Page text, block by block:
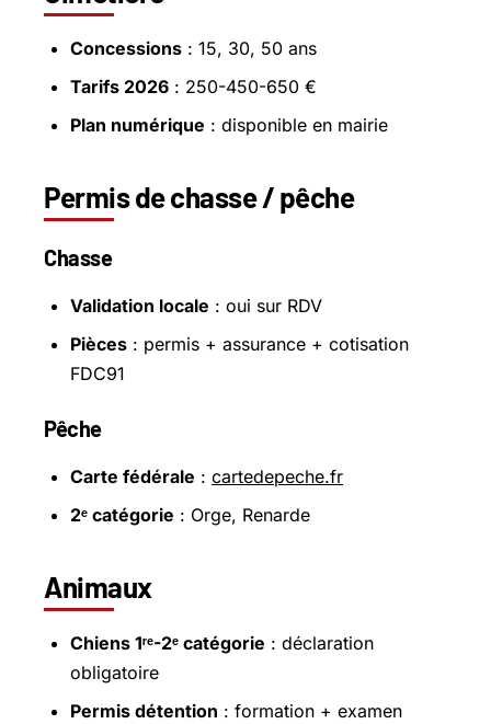
Concessions : 15, 30, 50 ans
Tarifs 2026 : 250-450-650 €
Plan numérique : disponible en mairie
Permis de chasse / pêche
Chasse
Validation locale : oui sur RDV
Pièces : permis + assurance + cotisation
FDC91
Pêche
Carte fédérale : cartedepeche.fr
2ᵉ catégorie : Orge, Renarde
Animaux
Chiens 1ʳᵉ-2ᵉ catégorie : déclaration
obligatoire
Permis détention : formation + examen